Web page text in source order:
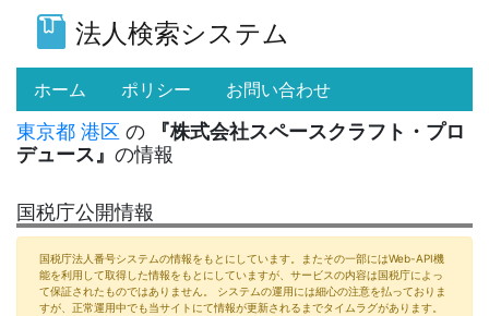
法人検索システム
ホーム (current)
ポリシー お問い合わせ
東京都 港区 の
『株式会社スペースクラフト・プロ
デュース』 の情報
国税庁公開情報
国税庁法人番号システムの情報をもとにしています。またその一部にはWeb-API機
能を利用して取得した情報をもとにしていますが、サービスの内容は国税庁によっ
て保証されたものではありません。 システムの運用には細心の注意を払っておりま
すが、正常運用中でも当サイトにて情報が更新されるまでタイムラグがあります。